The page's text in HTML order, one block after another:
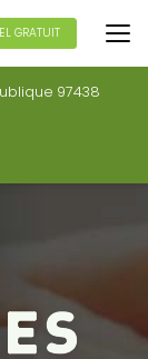
97438
GRATUIT